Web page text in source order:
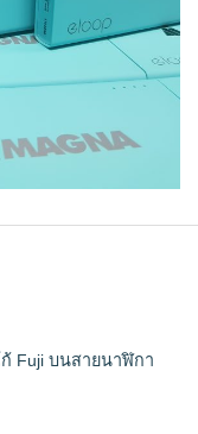
Fuji บนสายนาฬิกา